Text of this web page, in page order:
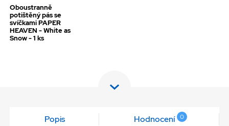
Oboustranně
potištěný pás se
svíčkami PAPER
HEAVEN - White as
Snow - 1 ks
Popis Hodnocení 0